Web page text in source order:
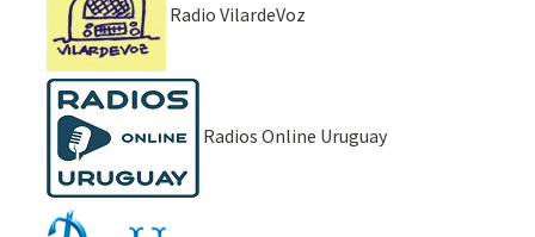
Radio VilardeVoz
Radios Online Uruguay